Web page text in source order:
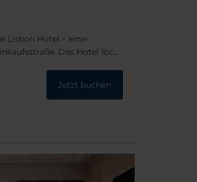
Lisbon Hotel – einer
Das Hotel lockt
Jetzt buchen